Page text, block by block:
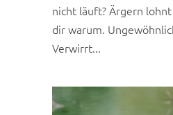
nicht läuft? Ärgern
dir warum.
Verwirrt...